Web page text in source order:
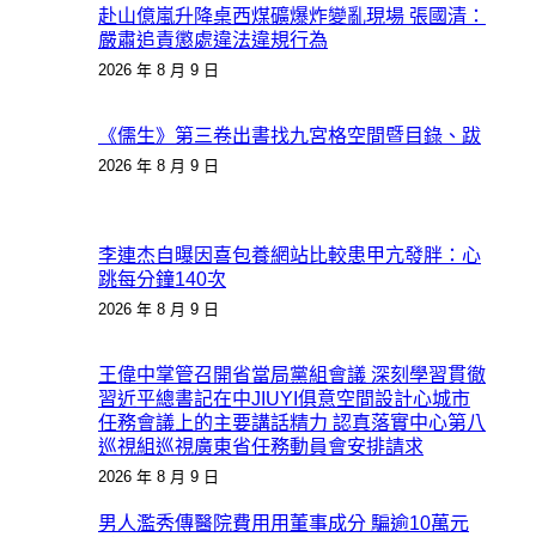
赴山億嵐升降桌西煤礦爆炸變亂現場 張國清：
嚴肅追責懲處違法違規行為
2026 年 8 月 9 日
《儒生》第三卷出書找九宮格空間暨目錄、跋
2026 年 8 月 9 日
李連杰自曝因喜包養網站比較患甲亢發胖：心
跳每分鐘140次
2026 年 8 月 9 日
王偉中掌管召開省當局黨組會議 深刻學習貫徹
習近平總書記在中JIUYI俱意空間設計心城市
任務會議上的主要講話精力 認真落實中心第八
巡視組巡視廣東省任務動員會安排請求
2026 年 8 月 9 日
男人濫秀傳醫院費用用董事成分 騙逾10萬元